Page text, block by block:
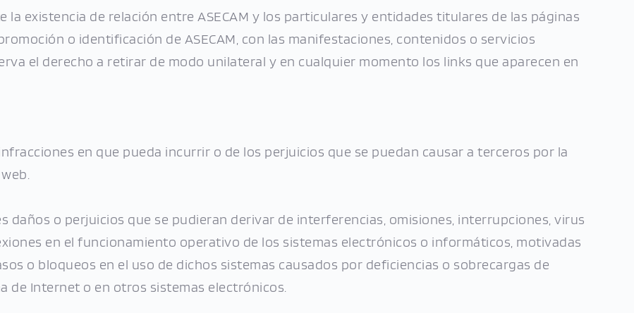
existencia de relación entre ASECAM y los particulares y entidades titulares de las páginas
o identificación de ASECAM, con las manifestaciones, contenidos o servicios
el derecho a retirar de modo unilateral y en cualquier momento los links que aparecen en
en que pueda incurrir o de los perjuicios que se puedan causar a terceros por la
daños o perjuicios que se pudieran derivar de interferencias, omisiones, interrupciones, virus
en el funcionamiento operativo de los sistemas electrónicos o informáticos, motivadas
o bloqueos en el uso de dichos sistemas causados por deficiencias o sobrecargas de
de Internet o en otros sistemas electrónicos.